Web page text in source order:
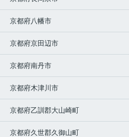
京都府八幡市
京都府京田辺市
京都府南丹市
京都府木津川市
京都府乙訓郡大山崎町
京都府久世郡久御山町